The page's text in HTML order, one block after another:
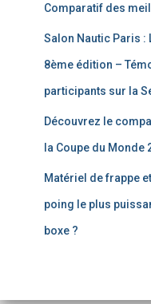
Comparatif des
Salon Nautic Paris :
8ème édition –
participants sur la
Découvrez le
la Coupe du Monde
Matériel de frappe
poing le plus
boxe ?